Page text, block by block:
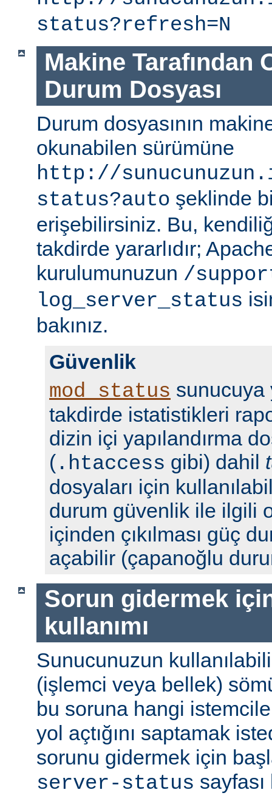
status?refresh=N
Makine Tarafından
Durum Dosyası
Durum dosyasının
okunabilen sürümüne
http://
status?auto şeklinde
erişebilirsiniz. Bu,
takdirde yararlıdır;
kurulumunuzun /
log_server_status
bakınız.
Güvenlik
mod_status sunucuya
takdirde istatistikleri
dizin içi yapılandırma
( .htaccess gibi) dahil
dosyaları için
durum güvenlik ile ilgili
içinden çıkılması güç
açabilir (çapanoğlu
Sorun gidermek
kullanımı
Sunucunuzun
(işlemci veya bellek)
bu soruna hangi
yol açtığını saptamak
sorunu gidermek için
server-status